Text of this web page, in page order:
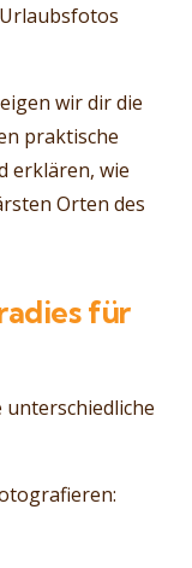
wir dir die
praktische
erklären, wie
Orten des
für